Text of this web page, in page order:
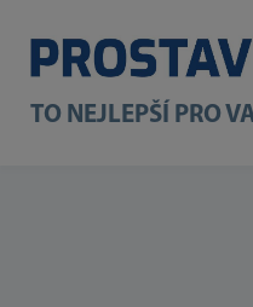
TO NEJLEPŠÍ PRO